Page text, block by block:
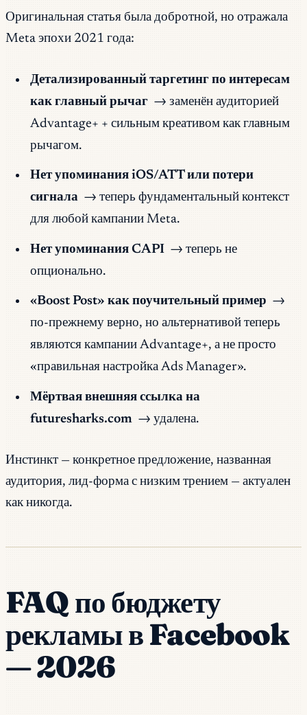
Оригинальная статья была добротной, но отражала
Meta эпохи 2021 года:
Детализированный таргетинг по интересам
как главный рычаг → заменён аудиторией
Advantage+ + сильным креативом как главным
рычагом.
Нет упоминания iOS/ATT или потери
сигнала → теперь фундаментальный контекст
для любой кампании Meta.
Нет упоминания CAPI → теперь не
опционально.
«Boost Post» как поучительный пример →
по-прежнему верно, но альтернативой теперь
являются кампании Advantage+, а не просто
«правильная настройка Ads Manager».
Мёртвая внешняя ссылка на
futuresharks.com → удалена.
Инстинкт — конкретное предложение, названная
аудитория, лид-форма с низким трением — актуален
как никогда.
FAQ по бюджету
рекламы в Facebook
— 2026